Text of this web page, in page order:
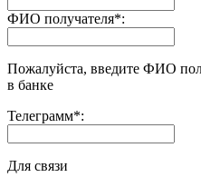
ФИО получателя*:
Пожалуйста, введите ФИО
в банке
Телеграмм*:
Для связи